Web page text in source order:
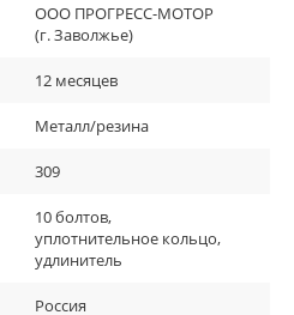
ООО ПРОГРЕСС-МОТОР
(г. Заволжье)
12 месяцев
Металл/резина
309
10 болтов,
уплотнительное кольцо,
удлинитель
Россия